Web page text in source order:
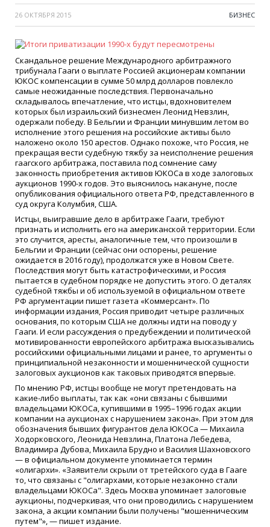
26 ОКТЯБРЯ 2015 БИЗНЕС
Скандальное решение Международного арбитражного
трибунала Гааги о выплате Россией акционерам компании
ЮКОС компенсации в сумме 50 млрд долларов повлекло
самые неожиданные последствия. Первоначально
складывалось впечатление, что истцы, вдохновителем
которых был израильский бизнесмен Леонид Невзлин,
одержали победу. В Бельгии и Франции минувшим летом во
исполнение этого решения на российские активы было
наложено около 150 арестов. Однако похоже, что Россия, не
прекращая вести судебную тяжбу за неисполнение решения
гаагского арбитража, поставила под сомнение саму
законность приобретения активов ЮКОСа в ходе залоговых
аукционов 1990-х годов. Это выяснилось накануне, после
опубликования официального ответа РФ, представленного в
суд округа Колумбия, США.
Истцы, выигравшие дело в арбитраже Гааги, требуют
признать и исполнить его на американской территории. Если
это случится, аресты, аналогичные тем, что произошли в
Бельгии и Франции (сейчас они оспорены, решение
ожидается в 2016 году), продолжатся уже в Новом Свете.
Последствия могут быть катастрофическими, и Россия
пытается в судебном порядке не допустить этого. О деталях
судебной тяжбы и об используемой в официальном ответе
РФ аргументации пишет газета «Коммерсант». По
информации издания, Россия приводит четыре различных
основания, по которым США не должны идти на поводу у
Гааги. И если рассуждения о предубеждении и политической
мотивированности европейского арбитража высказывались
российскими официальными лицами и ранее, то аргументы о
принципиальной незаконности и мошеннической сущности
залоговых аукционов как таковых приводятся впервые.
По мнению РФ, истцы вообще не могут претендовать на
какие-либо выплаты, так как «они связаны с бывшими
владельцами ЮКОСа, купившими в 1995–1996 годах акции
компании на аукционах с нарушением закона». При этом для
обозначения бывших фигурантов дела ЮКОСа — Михаила
Ходорковского, Леонида Невзлина, Платона Лебедева,
Владимира Дубова, Михаила Брудно и Василия Шахновского
— в официальном документе упоминается термин
«олигархи». «Заявители скрыли от третейского суда в Гааге
то, что связаны с "олигархами, которые незаконно стали
владельцами ЮКОСа". Здесь Москва упоминает залоговые
аукционы, подчеркивая, что они проводились с нарушением
закона, а акции компании были получены "мошенническим
путем"», — пишет издание.